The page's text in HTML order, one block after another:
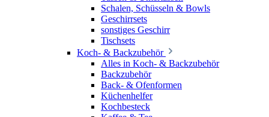
Schalen, Schüsseln & Bowls
Geschirrsets
sonstiges Geschirr
Tischsets
Koch- & Backzubehör
Alles in Koch- & Backzubehör
Backzubehör
Back- & Ofenformen
Küchenhelfer
Kochbesteck